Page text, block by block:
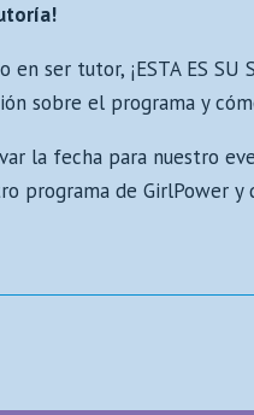
en ser tutor, ¡ESTA ES
sobre el programa y
la fecha para nuestro
programa de GirlPower